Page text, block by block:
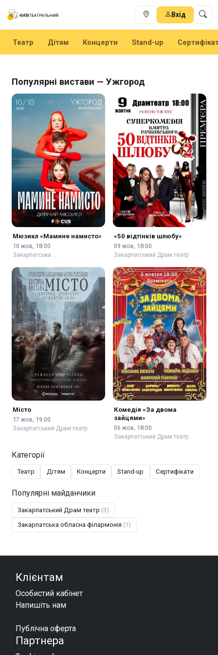
Вхід
Театр Дітям Концерти Stand-up
Популярні вистави — Ужгород
Мюзикл «Мамине намисто»
10 жов, 18:00
Закарпатська …
«50 відтінків шлюбу»
09 жов, 18:00
Закарпатський Драм театр
Місто
17 жов, 19:00
Закарпатський Драм театр
Комедія «За двома
зайцями»
06 жов, 18:00
Закарпатський Драм театр
Категорії
Театр Дітям Концерти Stand-up Сертифікати
Популярні майданчики
Закарпатський Драм театр (3)
Закарпатська обласна філармонія (1)
Клієнтам
Особистий кабінет
Напишіть нам
Публічна оферта
Партнера